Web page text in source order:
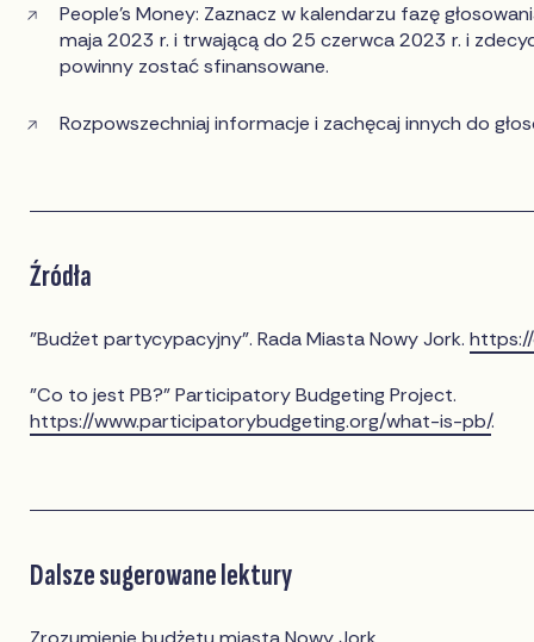
People's Money: Zaznacz w kalendarzu fazę
maja 2023 r. i trwającą do 25 czerwca 2023 r. i
powinny zostać sfinansowane.
Rozpowszechniaj informacje i zachęcaj innych do
Źródła
"Budżet partycypacyjny". Rada Miasta Nowy Jork.
"Co to jest PB?" Participatory Budgeting Project.
https://www.participatorybudgeting.org/what-is-pb/.
Dalsze sugerowane lektury